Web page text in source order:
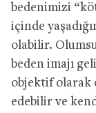
bedenimizi
içinde
olabilir.
beden imajı
objektif olarak
edebilir ve